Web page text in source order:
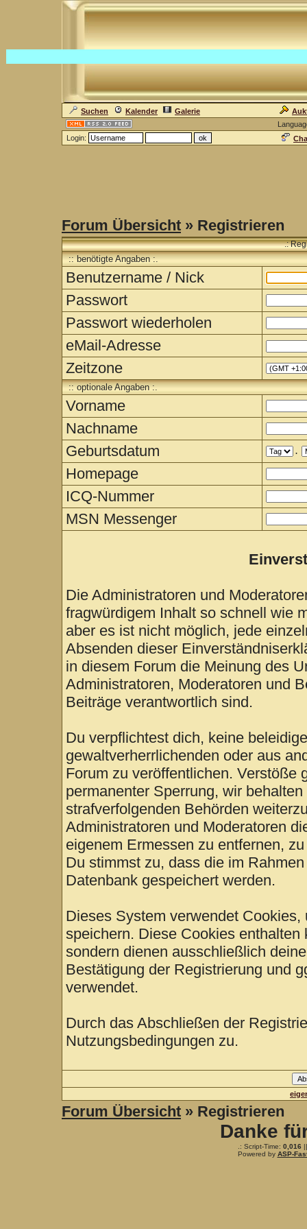
Suchen Kalender Galerie
Login:
Forum Übersicht » Registrieren
.:
:: benötigte Angaben :.
Benutzername / Nick
Passwort
Passwort wiederholen
eMail-Adresse
Zeitzone
:: optionale Angaben :.
Vorname
Nachname
Geburtsdatum
.
Homepage
ICQ-Nummer
MSN Messenger
Die Administratoren und
fragwürdigem Inhalt so schnell wie
aber es ist nicht möglich, jede
Absenden dieser
in diesem Forum die Meinung des
Administratoren, Moderatoren und
Beiträge verantwortlich sind.
Du verpflichtest dich, keine
gewaltverherrlichenden oder aus
Forum zu veröffentlichen. Verstöße
permanenter Sperrung, wir
strafverfolgenden Behörden
Administratoren und Moderatoren
eigenem Ermessen zu entfernen,
Du stimmst zu, dass die im
Datenbank gespeichert werden.
Dieses System verwendet
speichern. Diese Cookies
sondern dienen ausschließlich
Bestätigung der Registrierung und
verwendet.
Durch das Abschließen der
Nutzungsbedingungen zu.
Forum Übersicht » Registrieren
Danke
.: Script-Time: 0,016
Powered by ASP-